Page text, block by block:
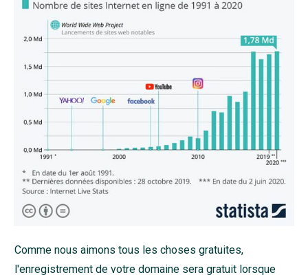
Comme nous aimons tous les choses gratuites,
l'enregistrement de votre domaine sera gratuit lorsque